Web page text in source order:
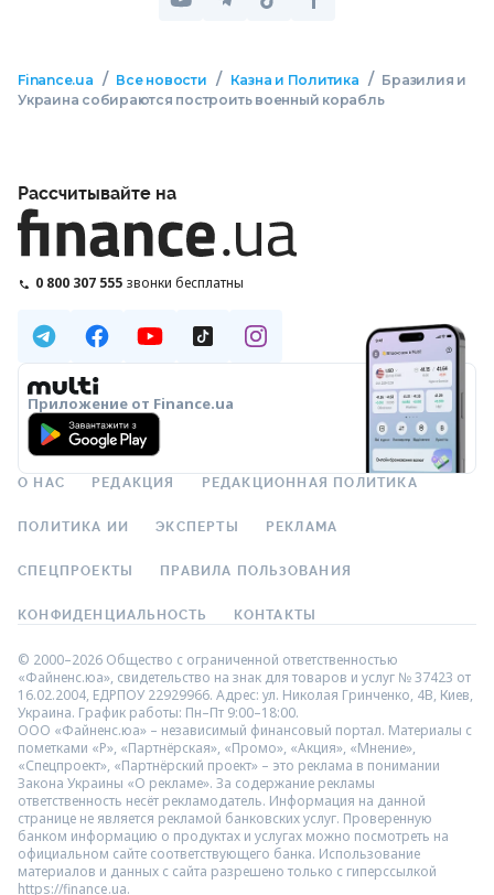
Finance.ua / Все новости / Казна и Политика / Бразилия и
Украина собираются построить военный корабль
Рассчитывайте на
0 800 307 555 звонки бесплатны
Приложение от Finance.ua
О НАС РЕДАКЦИЯ РЕДАКЦИОННАЯ ПОЛИТИКА
ПОЛИТИКА ИИ ЭКСПЕРТЫ РЕКЛАМА
СПЕЦПРОЕКТЫ ПРАВИЛА ПОЛЬЗОВАНИЯ
КОНФИДЕНЦИАЛЬНОСТЬ КОНТАКТЫ
© 2000–2026 Общество с ограниченной ответственностью
«Файненс.юа», свидетельство на знак для товаров и услуг № 37423 от
16.02.2004, ЕДРПОУ 22929966. Адрес: ул. Николая Гринченко, 4В, Киев,
Украина. График работы: Пн–Пт 9:00–18:00.
ООО «Файненс.юа» – независимый финансовый портал. Материалы с
пометками «Р», «Партнёрская», «Промо», «Акция», «Мнение»,
«Спецпроект», «Партнёрский проект» – это реклама в понимании
Закона Украины «О рекламе». За содержание рекламы
ответственность несёт рекламодатель. Информация на данной
странице не является рекламой банковских услуг. Проверенную
банком информацию о продуктах и услугах можно посмотреть на
официальном сайте соответствующего банка. Использование
материалов и данных с сайта разрешено только с гиперссылкой
https://finance.ua.